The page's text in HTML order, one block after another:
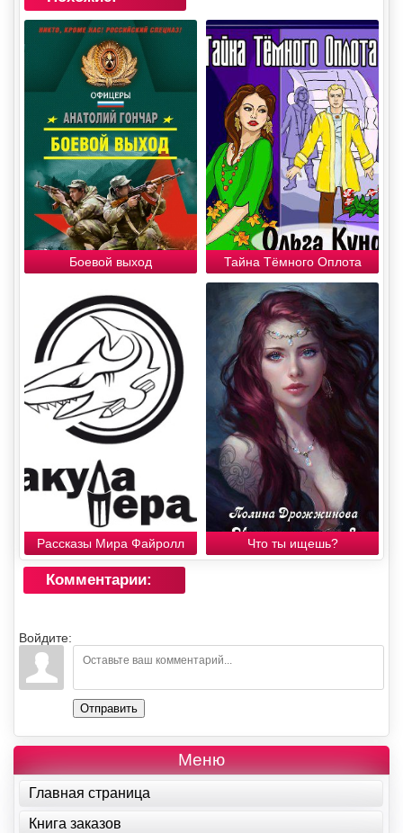
Боевой выход Тайна Тёмного Оплота
Рассказы Мира Файролл Что ты ищешь?
Комментарии:
Войдите:
Отправить
Меню
Главная страница
Книга заказов